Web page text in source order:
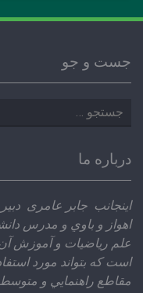
جست و جو
جستجو
برای:
درباره ما
اينجانب جابر عامری
اهواز و باوي و مدرس
علم رياضيات و آموزش آن
است كه بتواند مورد
مقاطع راهنمايي و